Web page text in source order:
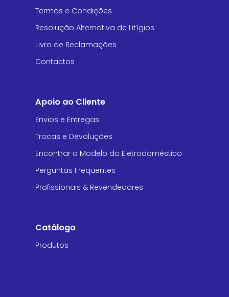
Termos e Condições
Resolução Alternativa de Litígios
Livro de Reclamações
Contactos
Apoio ao Cliente
Envios e Entregas
Trocas e Devoluções
Encontrar o Modelo do Eletrodoméstico
Perguntas Frequentes
Profissionais & Revendedores
Catálogo
Produtos